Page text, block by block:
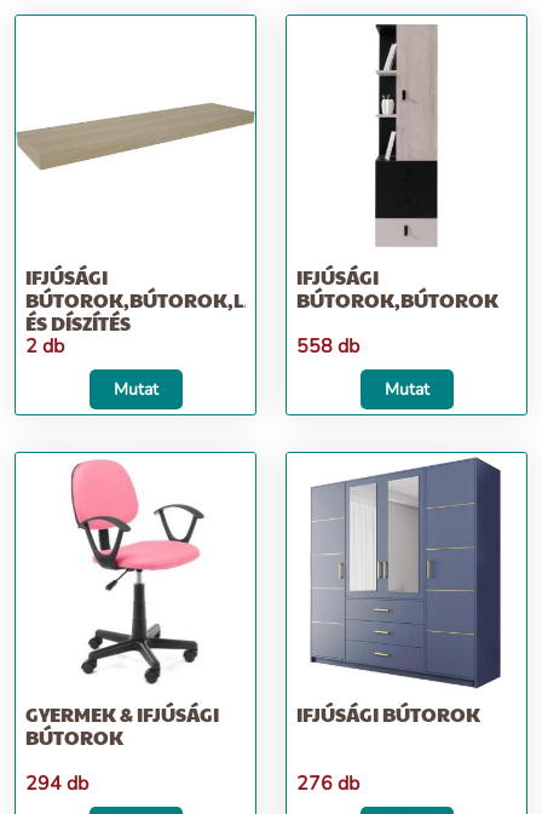
IFJÚSÁGI
BÚTOROK,BÚTOROK,LAKBERENDEZÉS
ÉS DÍSZÍTÉS
2 db
Mutat
IFJÚSÁGI
BÚTOROK,BÚTOROK
558 db
Mutat
GYERMEK & IFJÚSÁGI
BÚTOROK
294 db
IFJÚSÁGI BÚTOROK
276 db